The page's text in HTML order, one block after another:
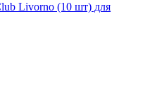
Livorno (10 шт) для